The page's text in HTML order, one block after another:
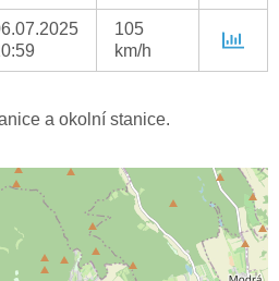
105
km/h
a okolní stanice.